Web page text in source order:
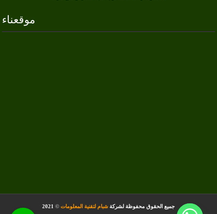
موقعناء
جميع الحقوق محفوظة لشركة شبام لتقنية المعلومات ©
2021